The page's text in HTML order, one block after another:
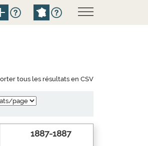
tous les résultats en CSV
1887-1887